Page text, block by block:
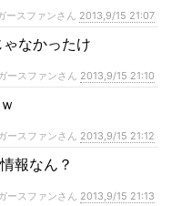
スファンさん 2013,9/15 21:07
なかったけ
ースファンさん 2013,9/15 21:10
ースファンさん 2013,9/15 21:12
報なん？
ースファンさん 2013,9/15 21:13